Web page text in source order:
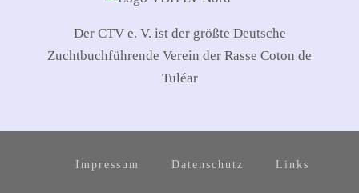
Der CTV e. V. ist der größte Deutsche
Zuchtbuchführende Verein der Rasse Coton de
Tuléar
Impressum Datenschutz Links